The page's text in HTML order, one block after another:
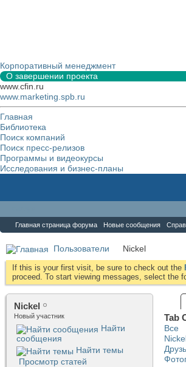
Корпоративный менеджмент
О завершении проекта
www.cfin.ru
www.marketing.spb.ru
Главная
Библиотека
Поиск компаний
Поиск пресс-релизов
Программы и видеокурсы
Исследования и бизнес-планы
Главная страница форума Новые сообщения
Пользователи Nickel
If this is your first visit, be sure to check out the
proceed. To start viewing messages, select the
Nickel
Новый участник
Найти
сообщения
Найти темы
Просмотр статей
Tab
Все